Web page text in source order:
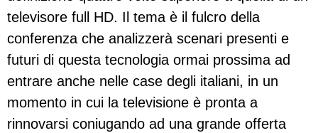
televisore full HD. Il tema è il fulcro della
conferenza che analizzerà scenari presenti e
futuri di questa tecnologia ormai prossima ad
entrare anche nelle case degli italiani, in un
momento in cui la televisione è pronta a
rinnovarsi coniugando ad una grande offerta